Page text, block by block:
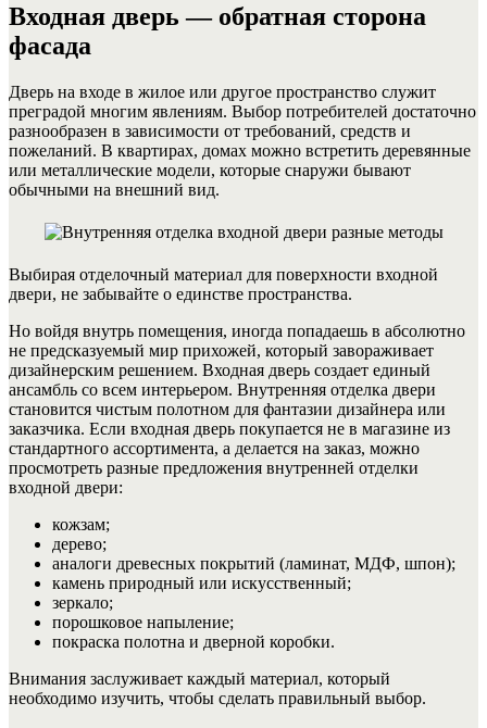
Входная дверь — обратная сторона
фасада
Дверь на входе в жилое или другое пространство служит
преградой многим явлениям. Выбор потребителей достаточно
разнообразен в зависимости от требований, средств и
пожеланий. В квартирах, домах можно встретить деревянные
или металлические модели, которые снаружи бывают
обычными на внешний вид.
Выбирая отделочный материал для поверхности входной
двери, не забывайте о единстве пространства.
Но войдя внутрь помещения, иногда попадаешь в абсолютно
не предсказуемый мир прихожей, который завораживает
дизайнерским решением. Входная дверь создает единый
ансамбль со всем интерьером. Внутренняя отделка двери
становится чистым полотном для фантазии дизайнера или
заказчика. Если входная дверь покупается не в магазине из
стандартного ассортимента, а делается на заказ, можно
просмотреть разные предложения внутренней отделки
входной двери:
кожзам;
дерево;
аналоги древесных покрытий (ламинат, МДФ, шпон);
камень природный или искусственный;
зеркало;
порошковое напыление;
покраска полотна и дверной коробки.
Внимания заслуживает каждый материал, который
необходимо изучить, чтобы сделать правильный выбор.